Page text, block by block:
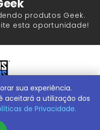
produtos Geek.
esta oportunidade!
Geek Store |ContentStuff
- 05.859.917/0001-60.
Bitencourt, 291 -
sua experiência.
aceitará a utilização dos
de Privacidade.